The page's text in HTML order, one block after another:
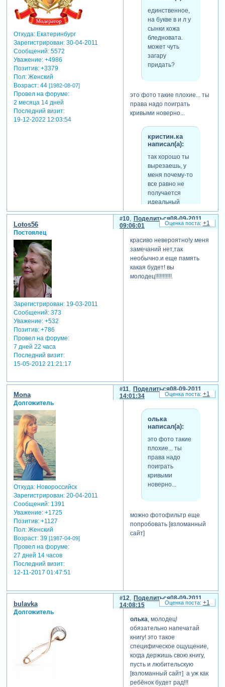
Откуда:Екатеринбург
Зарегистрирован: 30-04-2011
Сообщений:5572
Уважение: +4986
Позитив: +3379
Пол:Женский
Возраст:44 [1982-08-07]
Провел на форуме:
2 месяца 14 дней
Последний визит:
19-12-2022 12:03:54
единственное,
на букве в и л у
сынки кожа
бледновата.
может чуть
загару
придать?
это фото такие плохие... ты
права надо поиграть
кривыми новерно...
кристин.ка
написал(а):
так хорошо ты
вырезаешь, у
меня почему-то
все равно не
получается
идеальный
контур.........но
ведь терпение
и труд все
перетрут!!!
конечно))) чем больше
практики, тем четче
например в
правом
gauss
написал(а):
единственное,
может все-таки
покрупнее
буквы, на
просто
теряются и их
я понимаю вас... но просто
изначально у меня была
задумка вообще попрятать
еще по несколько букв на
страничке и чтобы
андриано мой сам их
искал... но так как фоны
достаточно яркие и
заполненные, то я
отказалась от идеи прятать
Поделиться
10
08-09-2011
09:06:01
Lotos56
Постоялец
Зарегистрирован: 19-03-2011
Сообщений:373
Уважение: +532
Позитив: +786
Провел на форуме:
7 дней 22 часа
Последний визит:
15-05-2012 21:21:17
красиво невероятно!у меня
замечаний нет,так
необычно.и еще память
какая будет! вы
молодец!!!!!!!!!!!
+1
Поделиться
11
08-09-2011
14:01:34
Mona
Долгожитель
Откуда:Новороссийск
Зарегистрирован: 20-04-2011
Сообщений:1391
Уважение: +1725
Позитив: +1127
Пол:Женский
Возраст:39 [1987-04-09]
Провел на форуме:
27 дней 14 часов
Последний визит:
12-11-2017 01:47:51
олька
написал(а):
это фото такие
плохие... ты
права надо
поиграть
кривыми
новерно...
можно фотофильтр еще
попробовать [взломанный
сайт]
+1
Поделиться
12
08-09-2011
14:08:15
bulavka
Долгожитель
олька, молодец!
обязательно напечатай
книгу! это такое
специфическое ощущение,
когда держишь свою книгу,
пусть и любительскую
[взломанный сайт] а уж как
ребёнок будет рад!!!
+1